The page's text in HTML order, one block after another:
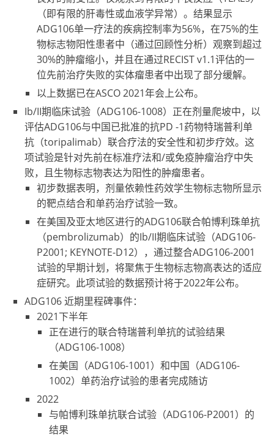
（即有限的肝毒性或血液学异常）。结果显示
ADG106单一疗法的疾病控制率为56%，在75%的生
物标志物阳性患者中（通过回顾性分析）观察到超过
30%的肿瘤缩小，并且在通过RECIST v1.1评估的一
位先前治疗失败的实体瘤患者中出现了部分缓解。
以上数据已在ASCO 2021年会上公布。
Ib/II期临床试验（ADG106-1008）正在剂量爬坡中，以
评估ADG106与中国已批准的抗PD -1药物特瑞普利单
抗（toripalimab）联合疗法的安全性和初步疗效。这
项试验是针对先前在标准疗法和/或免疫肿瘤治疗中失
败，且生物标志物表达为阳性的肿瘤患者。
初步数据表明，剂量依赖性药效学生物标志物所显示
的靶点结合和单药治疗试验一致。
在美国及亚太地区进行的ADG106联合帕博利珠单抗
（pembrolizumab）的Ib/II期临床试验（ADG106-
P2001; KEYNOTE-D12），通过整合ADG106-2001
试验的早期计划，将聚焦于生物标志物高表达的适应
症研究。此项试验的数据预计将于2022年公布。
ADG106 近期里程碑事件：
2021下半年
正在进行的联合特瑞普利单抗的试验结果
（ADG106-1008）
在美国（ADG106-1001）和中国（ADG106-
1002）单药治疗试验的患者完成随访
2022
与帕博利珠单抗联合试验（ADG106-P2001）的
结果